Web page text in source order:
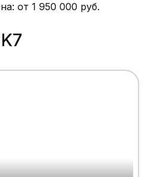
от 1 950 000 руб.